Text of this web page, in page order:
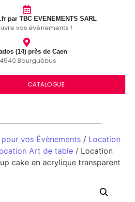
par TBC EVENEMENTS SARL
vos événements !
(14) près de Caen
Bourguébus
CATALOGUE
vos Évènements / Location
Art de table / Location
cake en acrylique transparent